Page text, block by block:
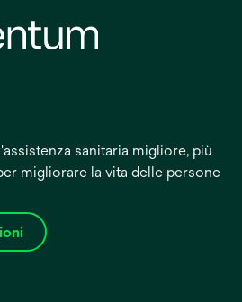
sanitaria migliore, più
migliorare la vita delle persone